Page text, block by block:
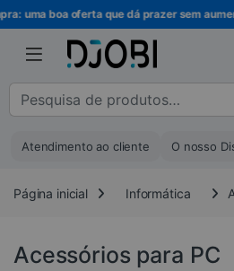
Ir para a navegação
Ir para o conteúdo
boa oferta que dá prazer sem
Pesquisar por :
Atendimento ao cliente O nosso
Página inicial Informática
Acessórios para PC